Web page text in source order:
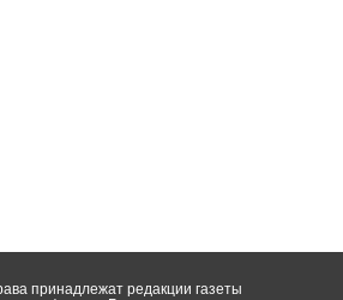
принадлежат редакции газеты